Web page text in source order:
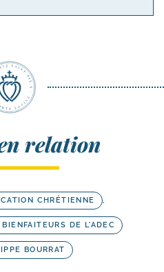
relation
CHRÉTIENNE ,
DE L'ADEC
BOURRAT